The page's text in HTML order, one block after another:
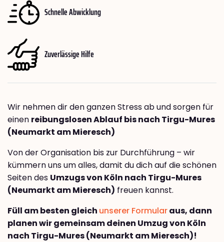
Schnelle Abwicklung
Zuverlässige Hilfe
Wir nehmen dir den ganzen Stress ab und sorgen für
einen reibungslosen Ablauf bis nach Tirgu-Mures
(Neumarkt am Mieresch)
Von der Organisation bis zur Durchführung – wir
kümmern uns um alles, damit du dich auf die schönen
Seiten des Umzugs von Köln nach Tirgu-Mures
(Neumarkt am Mieresch) freuen kannst.
Füll am besten gleich unserer Formularaus, dann
planen wir gemeinsam deinen Umzug von Köln
nach Tirgu-Mures (Neumarkt am Mieresch)!